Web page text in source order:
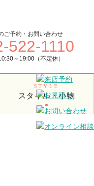
ご予約・お問い合わせ
522-1110
～19:00（不定休）
STYLE
スタイル・小物